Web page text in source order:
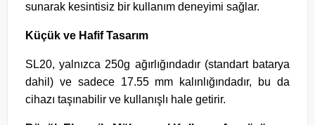
sunarak kesintisiz bir kullanım deneyimi sağlar.
Küçük ve Hafif Tasarım
SL20, yalnızca 250g ağırlığındadır (standart batarya
dahil) ve sadece 17.55 mm kalınlığındadır, bu da
cihazı taşınabilir ve kullanışlı hale getirir.